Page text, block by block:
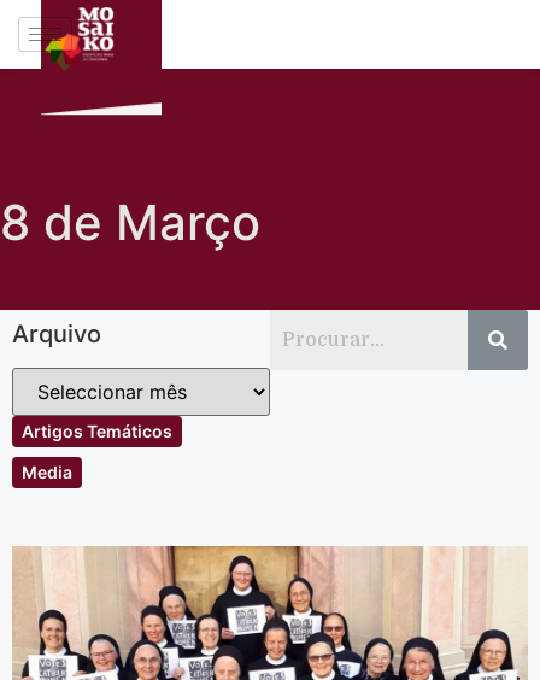
8 de Março
Arquivo
Artigos Temáticos
Media